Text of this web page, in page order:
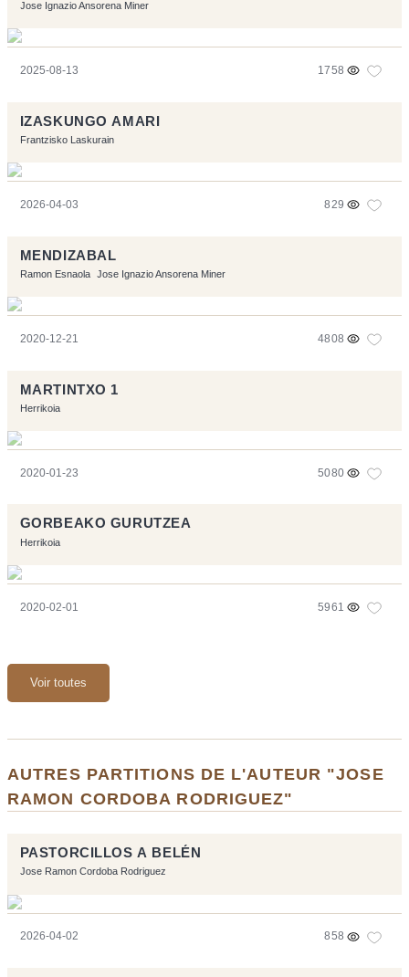
Jose Ignazio Ansorena Miner
2025-08-13 1758
IZASKUNGO AMARI
Frantzisko Laskurain
2026-04-03 829
MENDIZABAL
Ramon Esnaola Jose Ignazio Ansorena Miner
2020-12-21 4808
MARTINTXO 1
Herrikoia
2020-01-23 5080
GORBEAKO GURUTZEA
Herrikoia
2020-02-01 5961
Voir toutes
AUTRES PARTITIONS DE L'AUTEUR "JOSE
RAMON CORDOBA RODRIGUEZ"
PASTORCILLOS A BELÉN
Jose Ramon Cordoba Rodriguez
2026-04-02 858